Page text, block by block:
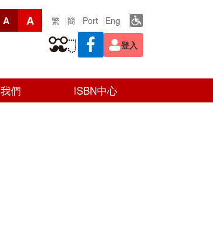
A A 繁 簡 Port Eng
登入
們 ISBN中心